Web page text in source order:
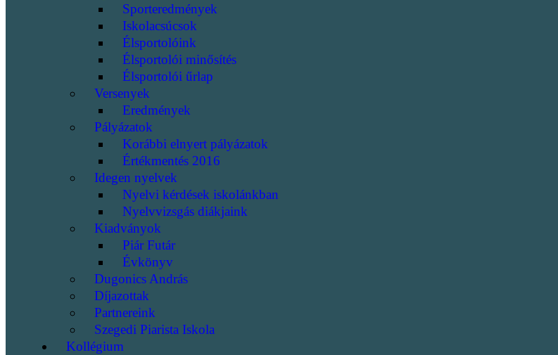
Sporteredmények
Iskolacsúcsok
Élsportolóink
Élsportolói minősítés
Élsportolói űrlap
Versenyek
Eredmények
Pályázatok
Korábbi elnyert pályázatok
Értékmentés 2016
Idegen nyelvek
Nyelvi kérdések iskolánkban
Nyelvvizsgás diákjaink
Kiadványok
Piár Futár
Évkönyv
Dugonics András
Díjazottak
Partnereink
Szegedi Piarista Iskola
Kollégium